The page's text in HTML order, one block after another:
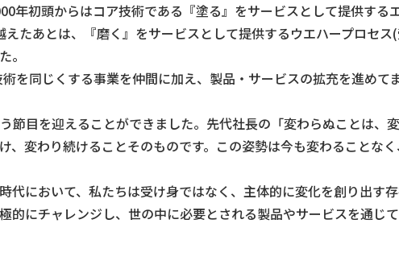
年初頭からはコア技術である『塗る』をサービスとして提供する
たあとは、『磨く』をサービスとして提供するウエハープロセス
。
を同じくする事業を仲間に加え、製品・サービスの拡充を進めて
節目を迎えることができました。先代社長の「変わらぬことは、
変わり続けることそのものです。この姿勢は今も変わることなく
代において、私たちは受け身ではなく、主体的に変化を創り出す
的にチャレンジし、世の中に必要とされる製品やサービスを通じ